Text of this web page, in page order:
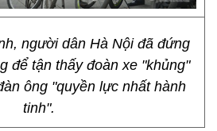
người dân Hà Nội đã đứng
để tận thấy đoàn xe "khủng"
ông "quyền lực nhất hành
tinh".